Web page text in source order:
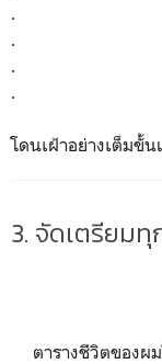
.
.
.
.
โดนเฝ้าอย่างเต็มขั้
3. จัดเตรียม
ตารางชีวิตของผ